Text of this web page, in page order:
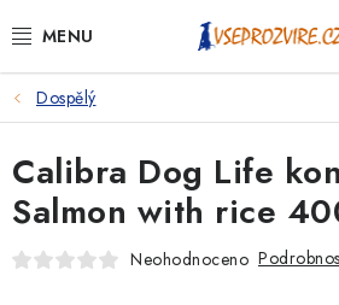
na
PSI
KOČKY
KONĚ
Dospělý
Calibra Dog Life
Salmon with rice
Neohodnoceno